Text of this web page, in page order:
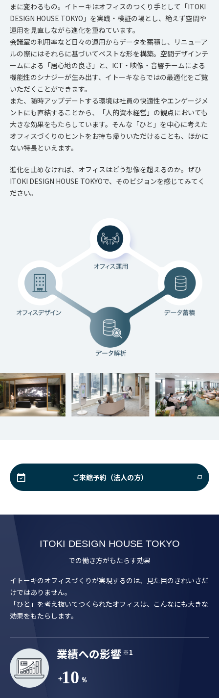
まに変わるもの。イトーキはオフィスのつくり手として「ITOKI
DESIGN HOUSE TOKYO」を実践・検証の場とし、絶えず空間や
運用を見直しながら進化を重ねています。
会議室の利用率など日々の運用からデータを蓄積し、リニューア
ルの際にはそれらに基づいてベストな形を構築。空間デザインチ
ームによる「居心地の良さ」と、ICT・映像・音響チームによる
機能性のシナジーが生み出す、イトーキならではの最適化をご覧
いただくことができます。
また、随時アップデートする環境は社員の快適性やエンゲージメ
ントにも直結することから、「人的資本経営」の観点においても
大きな効果をもたらしています。そんな「ひと」を中心に考えた
オフィスづくりのヒントをお持ち帰りいただけることも、ほかに
ない特長といえます。
進化を止めなければ、オフィスはどう想像を超えるのか。ぜひ
ITOKI DESIGN HOUSE TOKYOで、そのビジョンを感じてみてく
ださい。
ご来館予約（法人の方）
での働き方がもたらす効果
イトーキのオフィスづくりが実現するのは、見た目のきれいさだ
けではありません。
「ひと」を考え抜いてつくられたオフィスは、こんなにも大きな
効果をもたらします。
業績への影響 ※1